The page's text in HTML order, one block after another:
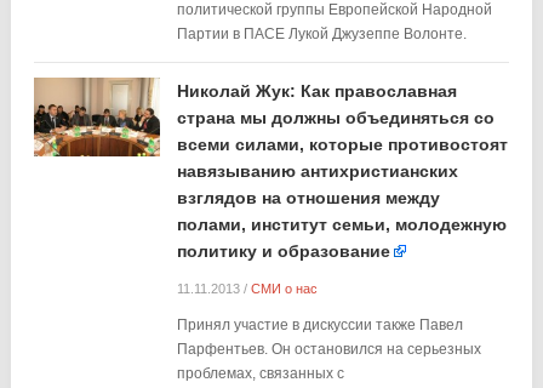
политической группы Европейской Народной
Партии в ПАСЕ Лукой Джузеппе Волонте.
Николай Жук: Как православная
страна мы должны объединяться со
всеми силами, которые противостоят
навязыванию антихристианских
взглядов на отношения между
полами, институт семьи, молодежную
политику и образование
11.11.2013/ СМИ о нас
Принял участие в дискуссии также Павел
Парфентьев. Он остановился на серьезных
проблемах, связанных с